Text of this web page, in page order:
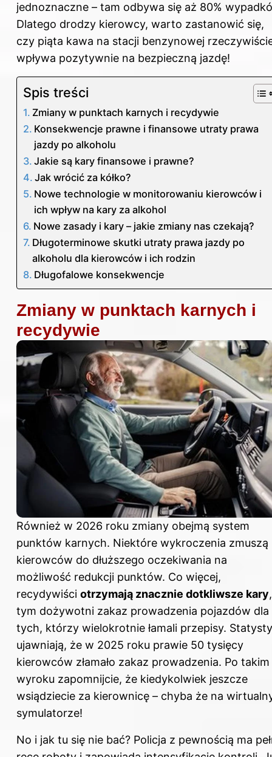
jednoznaczne – tam odbywa się aż 80%
Dlatego drodzy kierowcy, warto zastanowić się,
czy piąta kawa na stacji benzynowej
wpływa pozytywnie na bezpieczną jazdę!
Spis treści
Zmiany w punktach karnych i recydywie
Konsekwencje prawne i finansowe utraty prawa
jazdy po alkoholu
Jakie są kary finansowe i prawne?
Jak wrócić za kółko?
Nowe technologie w monitorowaniu kierowców i
ich wpływ na kary za alkohol
Nowe zasady i kary – jakie zmiany nas czekają?
Długoterminowe skutki utraty prawa jazdy po
alkoholu dla kierowców i ich rodzin
Długofalowe konsekwencje
Zmiany w punktach karnych i
recydywie
Również w 2026 roku zmiany obejmą system
punktów karnych. Niektóre wykroczenia zmuszą
kierowców do dłuższego oczekiwania na
możliwość redukcji punktów. Co więcej,
recydywiści otrzymają znacznie dotkliwsze kary
tym dożywotni zakaz prowadzenia pojazdów dla
tych, którzy wielokrotnie łamali przepisy.
ujawniają, że w 2025 roku prawie 50 tysięcy
kierowców złamało zakaz prowadzenia. Po takim
wyroku zapomnijcie, że kiedykolwiek jeszcze
wsiądziecie za kierownicę – chyba że na
symulatorze!
No i jak tu się nie bać? Policja z pewnością ma